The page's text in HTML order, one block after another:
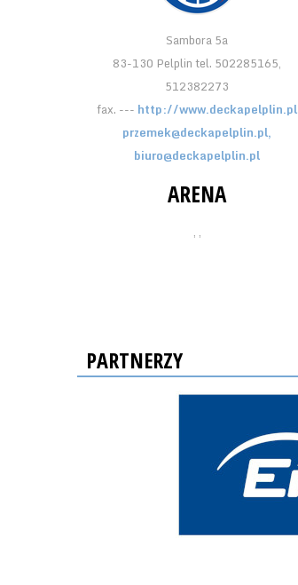
Sambora 5a
83-130 Pelplin tel. 502285165,
512382273
fax. --- http://www.deckapelplin.pl
przemek@deckapelplin.pl,
biuro@deckapelplin.pl
ARENA
, ,
PARTNERZY